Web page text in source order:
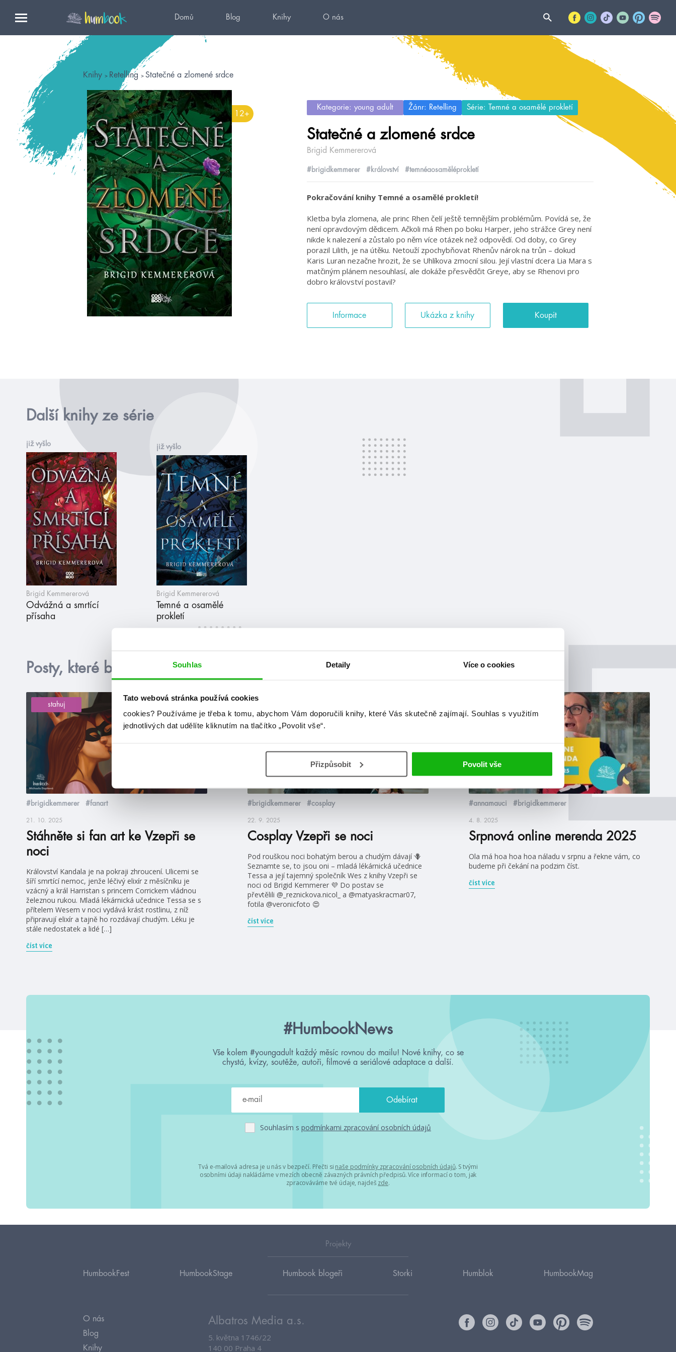
Souhlas Detaily Více o cookies
Tato webová stránka používá cookies
cookies? Používáme je třeba k tomu, abychom Vám doporučili knihy, které Vás skutečně zajímají. Souhlas s využitím
jednotlivých dat udělíte kliknutím na tlačítko „Povolit vše“.
Přizpůsobit Povolit vše
Domů Blog Knihy O nás
Knihy Retelling Statečné a zlomené srdce
12+
Kategorie: young adult Žánr: Retelling Série: Temné a osamělé prokletí
Statečné a zlomené srdce
Brigid Kemmererová
#brigidkemmerer #království #temnéaosaměléprokletí
Pokračování knihy Temné a osamělé prokletí!
Kletba byla zlomena, ale princ Rhen čelí ještě temnějším problémům. Povídá se, že
není opravdovým dědicem. Ačkoli má Rhen po boku Harper, jeho strážce Grey není
nikde k nalezení a zůstalo po něm více otázek než odpovědí. Od doby, co Grey
porazil Lilith, je na útěku. Netouží zpochybňovat Rhenův nárok na trůn – dokud
Karis Luran nezačne hrozit, že se Uhlíkova zmocní silou. Její vlastní dcera Lia Mara s
matčiným plánem nesouhlasí, ale dokáže přesvědčit Greye, aby se Rhenovi pro
dobro království postavil?
Informace Ukázka z knihy Koupit
Další knihy ze série
již vyšlo
Brigid Kemmererová
Odvážná a smrtící
přísaha
již vyšlo
Brigid Kemmererová
Temné a osamělé
prokletí
Posty, které by tě mohly zajímat
stahuj
#brigidkemmerer #fanart
21. 10. 2025
Stáhněte si fan art ke Vzepři se
noci
Království Kandala je na pokraji zhroucení. Ulicemi se
šíří smrtící nemoc, jenže léčivý elixír z měsíčníku je
vzácný a král Harristan s princem Corrickem vládnou
železnou rukou. Mladá lékárnická učednice Tessa se s
přítelem Wesem v noci vydává krást rostlinu, z níž
připravují elixír a tajně ho rozdávají chudým. Léku je
stále nedostatek a lidé […]
číst více
#brigidkemmerer #cosplay
22. 9. 2025
Cosplay Vzepři se noci
Pod rouškou noci bohatým berou a chudým dávají 🪻
Seznamte se, to jsou oni – mladá lékárnická učednice
Tessa a její tajemný společník Wes z knihy Vzepři se
noci od Brigid Kemmerer 💜 Do postav se
převtělili @_reznickova.nicol_ a @matyaskracmar07,
fotila @veronicfoto 😍
číst více
#annamauci #brigidkemmerer
4. 8. 2025
Srpnová online merenda 2025
Ola má hoa hoa hoa náladu v srpnu a řekne vám, co
budeme při čekání na podzim číst.
číst více
#HumbookNews
Vše kolem #youngadult každý měsíc rovnou do mailu! Nové knihy, co se
chystá, kvízy, soutěže, autoři, filmové a seriálové adaptace a další.
Souhlasím s podmínkami zpracování osobních údajů
Tvá e-mailová adresa je u nás v bezpečí. Přečti si naše podmínky zpracování osobních údajů. S tvými
osobními údaji nakládáme v mezích obecně závazných právních předpisů. Více informací o tom, jak
zpracováváme tvé údaje, najdeš zde.
Projekty
HumbookFest HumbookStage Humbook blogeři Storki Humblok HumbookMag
O nás
Blog
Knihy
Albatros Media a.s.
5. května 1746/22
140 00 Praha 4